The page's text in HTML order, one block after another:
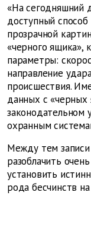
«На сегодняшний
доступный
прозрачной
«черного ящика»,
параметры:
направление
происшествия.
данных с
законодательном
охранным
Между тем
разоблачить
установить
рода бесчинств